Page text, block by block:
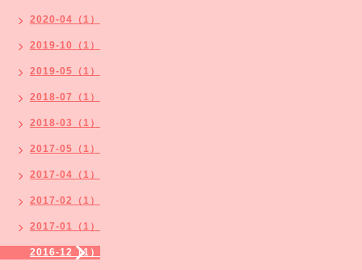
2020-04（1）
2019-10（1）
2019-05（1）
2018-07（1）
2018-03（1）
2017-05（1）
2017-04（1）
2017-02（1）
2017-01（1）
2016-12（1）